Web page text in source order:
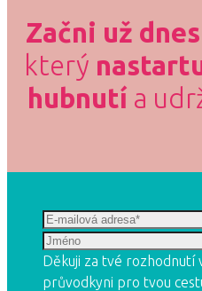
Začni už dnes
který
hubnutí a
Děkuji za tvé rozhodnutí
průvodkyni pro tvou